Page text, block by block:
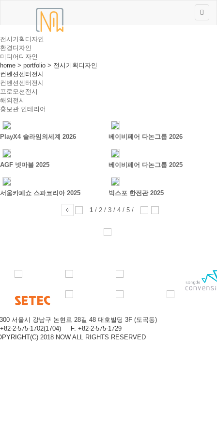
전시기획디자인
환경디자인
미디어디자인
home > portfolio > 전시기획디자인
컨벤션센터전시
컨벤션센터전시
프로모션전시
해외전시
홍보관 인테리어
PlayX4 슬라임의세계 2026 베이비페어 다논그룹 2026
AGF 넷마블 2025 베이비페어 다논그룹 2025
서울카페쇼 스파코리아 2025 빅스포 한전관 2025
1/ 2 / 3 / 4 / 5 /
서울시 강남구 논현로 28길 48 대호빌딩 3F (도곡동)
2-575-1702(1704) F. +82-2-575-1729
2018 NOW ALL RIGHTS RESERVED